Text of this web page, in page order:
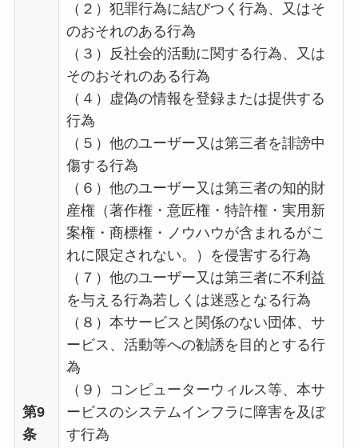
第9
条
（２）犯罪行為に結びつく行為、又はそ
のおそれのある行為
（３）反社会的活動に関する行為、又は
そのおそれのある行為
（４）虚偽の情報を登録または提供する
行為
（５）他のユーザー又は第三者を誹謗中
傷する行為
（６）他のユーザー又は第三者の知的財
産権（著作権・意匠権・特許権・実用新
案権・商標権・ノウハウが含まれるがこ
れに限定されない。）を侵害する行為
（７）他のユーザー又は第三者に不利益
を与える行為若しくは迷惑となる行為
（８）本サービスと関係のない団体、サ
ービス、活動等への勧誘を目的とする行
為
（９）コンピューターウィルス等、本サ
ービスのシステムインフラに障害を及ぼ
す行為